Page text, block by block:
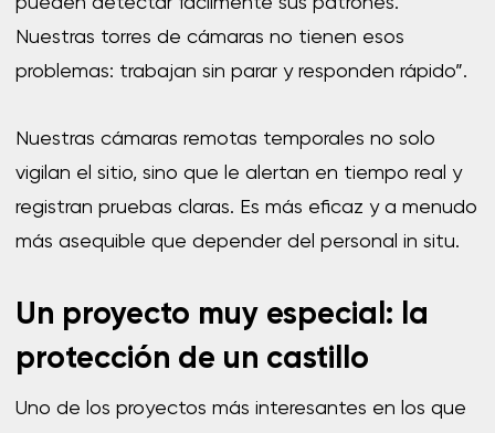
Nuestras torres de cámaras no tienen esos
problemas: trabajan sin parar y responden rápido”.
Nuestras cámaras remotas temporales no solo
vigilan el sitio, sino que le alertan en tiempo real y
registran pruebas claras. Es más eficaz y a menudo
más asequible que depender del personal in situ.
Un proyecto muy especial: la
protección de un castillo
Uno de los proyectos más interesantes en los que